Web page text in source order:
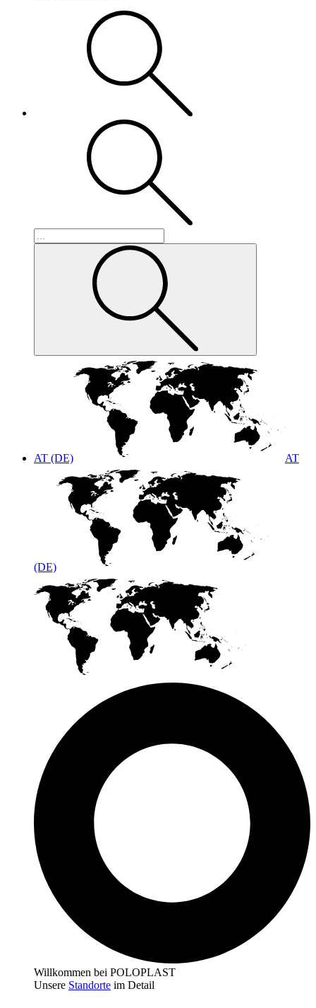
AT (DE) AT
(DE)
Willkommen bei POLOPLAST
Unsere Standorte im Detail